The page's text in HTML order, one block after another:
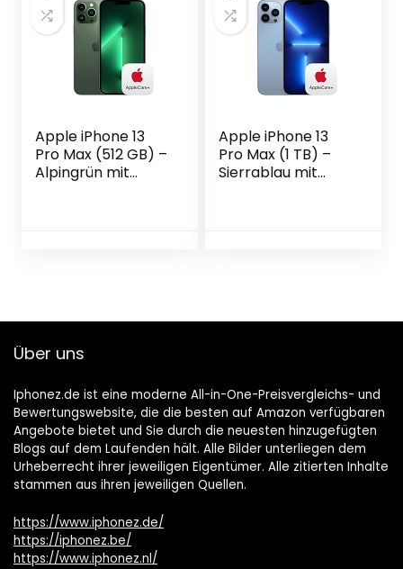
Apple iPhone 13
Pro Max (512 GB) –
Alpingrün mit
Apple iPhone 13
Pro Max (1 TB) –
Sierrablau mit
Über uns
Iphonez.de ist eine moderne All-in-One-Preisvergleichs- und
Bewertungswebsite, die die besten auf Amazon verfügbaren
Angebote bietet und Sie durch die neuesten hinzugefügten
Blogs auf dem Laufenden hält. Alle Bilder unterliegen dem
Urheberrecht ihrer jeweiligen Eigentümer. Alle zitierten Inhalte
stammen aus ihren jeweiligen Quellen.
https://www.iphonez.de/
https://iphonez.be/
https://www.iphonez.nl/